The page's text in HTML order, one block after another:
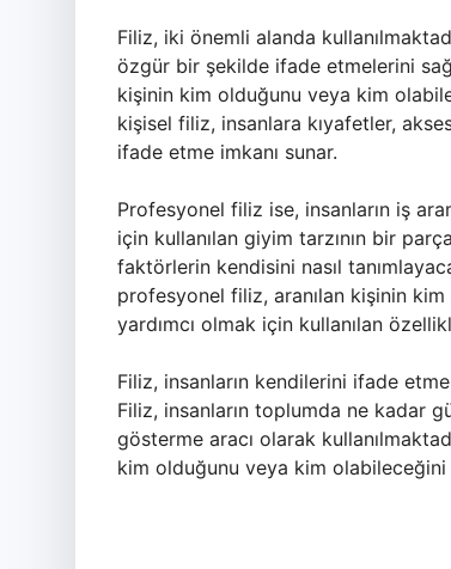
Filiz, iki önemli alanda
özgür bir şekilde ifade etmelerini
kişinin kim olduğunu veya kim
kişisel filiz, insanlara kıyafetler,
ifade etme imkanı sunar.
Profesyonel filiz ise, insanların iş
için kullanılan giyim tarzının bir
faktörlerin kendisini nasıl
profesyonel filiz, aranılan kişinin
yardımcı olmak için kullanılan
Filiz, insanların kendilerini ifade
Filiz, insanların toplumda ne kadar
gösterme aracı olarak
kim olduğunu veya kim